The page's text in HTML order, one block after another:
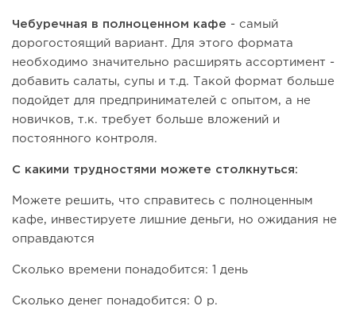
Чебуречная в полноценном кафе - самый
дорогостоящий вариант. Для этого формата
необходимо значительно расширять ассортимент -
добавить салаты, супы и т.д. Такой формат больше
подойдет для предпринимателей с опытом, а не
новичков, т.к. требует больше вложений и
постоянного контроля.
С какими трудностями можете столкнуться:
Можете решить, что справитесь с полноценным
кафе, инвестируете лишние деньги, но ожидания не
оправдаются
Сколько времени понадобится: 1 день
Сколько денег понадобится: 0 р.